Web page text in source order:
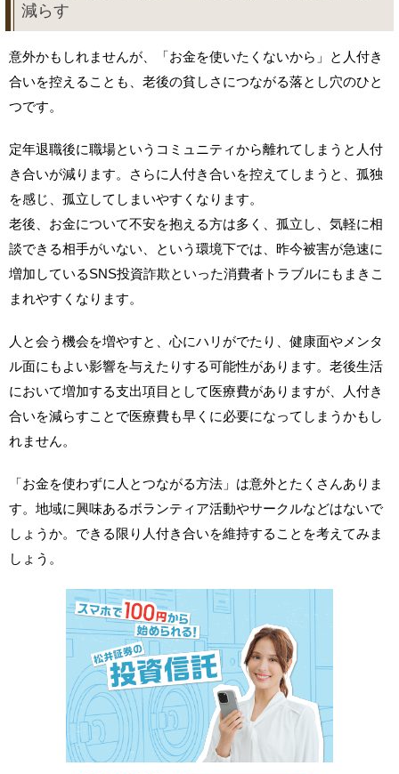
減らす
意外かもしれませんが、「お金を使いたくないから」と人付き
合いを控えることも、老後の貧しさにつながる落とし穴のひと
つです。
定年退職後に職場というコミュニティから離れてしまうと人付
き合いが減ります。さらに人付き合いを控えてしまうと、孤独
を感じ、孤立してしまいやすくなります。
老後、お金について不安を抱える方は多く、孤立し、気軽に相
談できる相手がいない、という環境下では、昨今被害が急速に
増加しているSNS投資詐欺といった消費者トラブルにもまきこ
まれやすくなります。
人と会う機会を増やすと、心にハリがでたり、健康面やメンタ
ル面にもよい影響を与えたりする可能性があります。老後生活
において増加する支出項目として医療費がありますが、人付き
合いを減らすことで医療費も早くに必要になってしまうかもし
れません。
「お金を使わずに人とつながる方法」は意外とたくさんありま
す。地域に興味あるボランティア活動やサークルなどはないで
しょうか。できる限り人付き合いを維持することを考えてみま
しょう。